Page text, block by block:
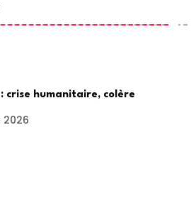
crise humanitaire, colère
2026